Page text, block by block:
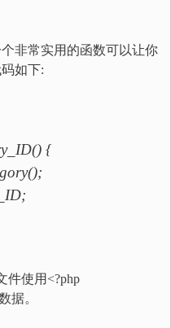
非常实用的函数可以让你
如下:
{
件使用<?php
据。